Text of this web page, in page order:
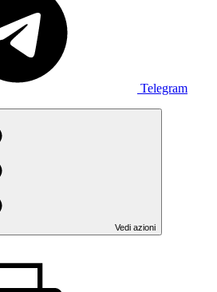
Telegram
Vedi azioni